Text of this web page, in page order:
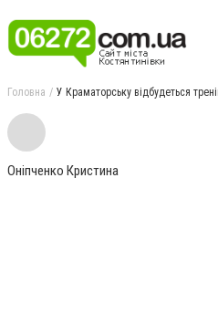
Головна У Краматорську відбудеться
Оніпченко Кристина